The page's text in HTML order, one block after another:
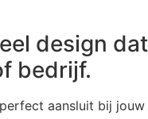
design dat
bedrijf.
aansluit bij jouw